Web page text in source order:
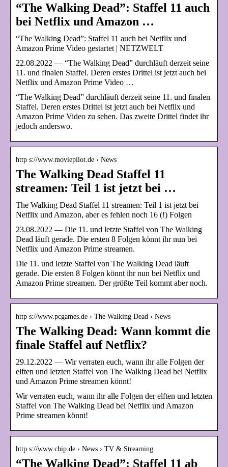
“The Walking Dead”: Staffel 11 auch
bei Netflix und Amazon …
“The Walking Dead”: Staffel 11 auch bei Netflix und
Amazon Prime Video gestartet | NETZWELT
22.08.2022 — “The Walking Dead” durchläuft derzeit seine
11. und finalen Staffel. Deren erstes Drittel ist jetzt auch bei
Netflix und Amazon Prime Video …
“The Walking Dead” durchläuft derzeit seine 11. und finalen
Staffel. Deren erstes Drittel ist jetzt auch bei Netflix und
Amazon Prime Video zu sehen. Das zweite Drittel findet ihr
jedoch anderswo.
http s://www.moviepilot.de › News
The Walking Dead Staffel 11
streamen: Teil 1 ist jetzt bei …
The Walking Dead Staffel 11 streamen: Teil 1 ist jetzt bei
Netflix und Amazon, aber es fehlen noch 16 (!) Folgen
23.08.2022 — Die 11. und letzte Staffel von The Walking
Dead läuft gerade. Die ersten 8 Folgen könnt ihr nun bei
Netflix und Amazon Prime streamen.
Die 11. und letzte Staffel von The Walking Dead läuft
gerade. Die ersten 8 Folgen könnt ihr nun bei Netflix und
Amazon Prime streamen. Der größte Teil kommt aber noch.
http s://www.pcgames.de › The Walking Dead › News
The Walking Dead: Wann kommt die
finale Staffel auf Netflix?
29.12.2022 — Wir verraten euch, wann ihr alle Folgen der
elften und letzten Staffel von The Walking Dead bei Netflix
und Amazon Prime streamen könnt!
Wir verraten euch, wann ihr alle Folgen der elften und letzten
Staffel von The Walking Dead bei Netflix und Amazon
Prime streamen könnt!
http s://www.chip.de › News › TV & Streaming
“The Walking Dead”: Staffel 11 ab